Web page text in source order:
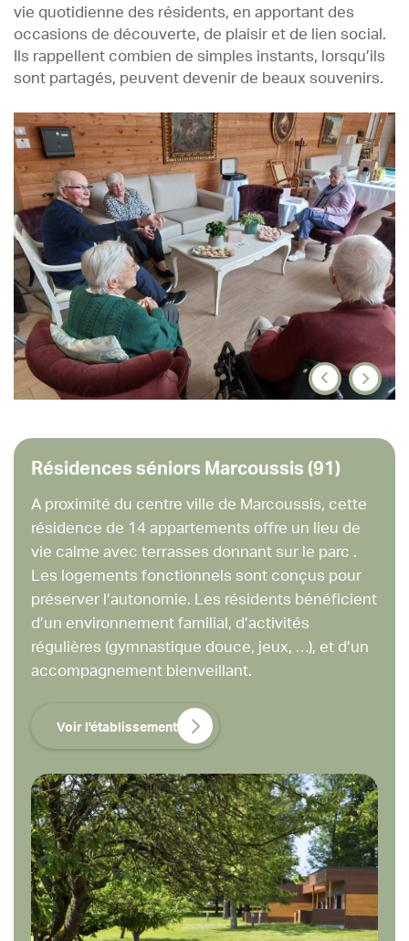
vie quotidienne des résidents, en apportant des
occasions de découverte, de plaisir et de lien social.
Ils rappellent combien de simples instants, lorsqu’ils
sont partagés, peuvent devenir de beaux souvenirs.
Résidences séniors Marcoussis (91)
A proximité du centre ville de Marcoussis, cette
résidence de 14 appartements offre un lieu de
vie calme avec terrasses donnant sur le parc .
Les logements fonctionnels sont conçus pour
préserver l’autonomie. Les résidents bénéficient
d’un environnement familial, d’activités
régulières (gymnastique douce, jeux, …), et d’un
accompagnement bienveillant.
Voir l'établissement